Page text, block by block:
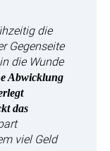
die
Gegenseite
die Wunde
Abwicklung
das
viel Geld